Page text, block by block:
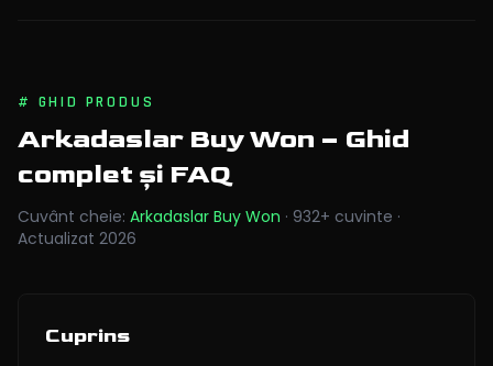
# GHID PRODUS
Arkadaslar Buy Won – Ghid
complet și FAQ
Cuvânt cheie: Arkadaslar Buy Won · 932+ cuvinte ·
Actualizat 2026
Cuprins